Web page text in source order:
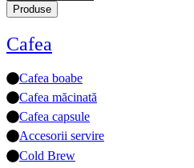
Produse
Cafea
Cafea boabe
Cafea măcinată
Cafea capsule
Accesorii servire
Cold Brew